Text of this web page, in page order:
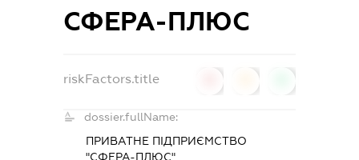
СФЕРА-ПЛЮС
riskFactors.title
dossier.fullName:
ПРИВАТНЕ ПІДПРИЄМСТВО
"СФЕРА-ПЛЮС"